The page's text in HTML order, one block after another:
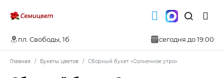
пл. Свободы, 1б сегодня до 19:00
Главная Букеты цветов Сборный букет «Солнечное утро»